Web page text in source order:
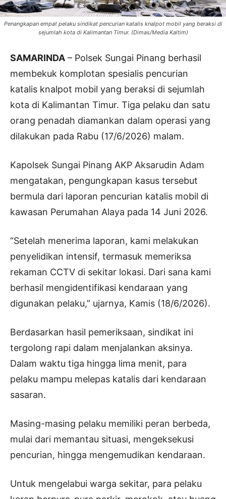
Penangkapan empat pelaku sindikat pencurian katalis knalpot mobil yang beraksi di
sejumlah kota di Kalimantan Timur. (Dimas/Media Kaltim)
SAMARINDA – Polsek Sungai Pinang berhasil
membekuk komplotan spesialis pencurian
katalis knalpot mobil yang beraksi di sejumlah
kota di Kalimantan Timur. Tiga pelaku dan satu
orang penadah diamankan dalam operasi yang
dilakukan pada Rabu (17/6/2026) malam.
Kapolsek Sungai Pinang AKP Aksarudin Adam
mengatakan, pengungkapan kasus tersebut
bermula dari laporan pencurian katalis mobil di
kawasan Perumahan Alaya pada 14 Juni 2026.
“Setelah menerima laporan, kami melakukan
penyelidikan intensif, termasuk memeriksa
rekaman CCTV di sekitar lokasi. Dari sana kami
berhasil mengidentifikasi kendaraan yang
digunakan pelaku,” ujarnya, Kamis (18/6/2026).
Berdasarkan hasil pemeriksaan, sindikat ini
tergolong rapi dalam menjalankan aksinya.
Dalam waktu tiga hingga lima menit, para
pelaku mampu melepas katalis dari kendaraan
sasaran.
Masing-masing pelaku memiliki peran berbeda,
mulai dari memantau situasi, mengeksekusi
pencurian, hingga mengemudikan kendaraan.
Untuk mengelabui warga sekitar, para pelaku